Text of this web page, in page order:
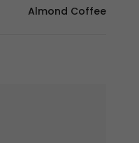
Almond Coffee